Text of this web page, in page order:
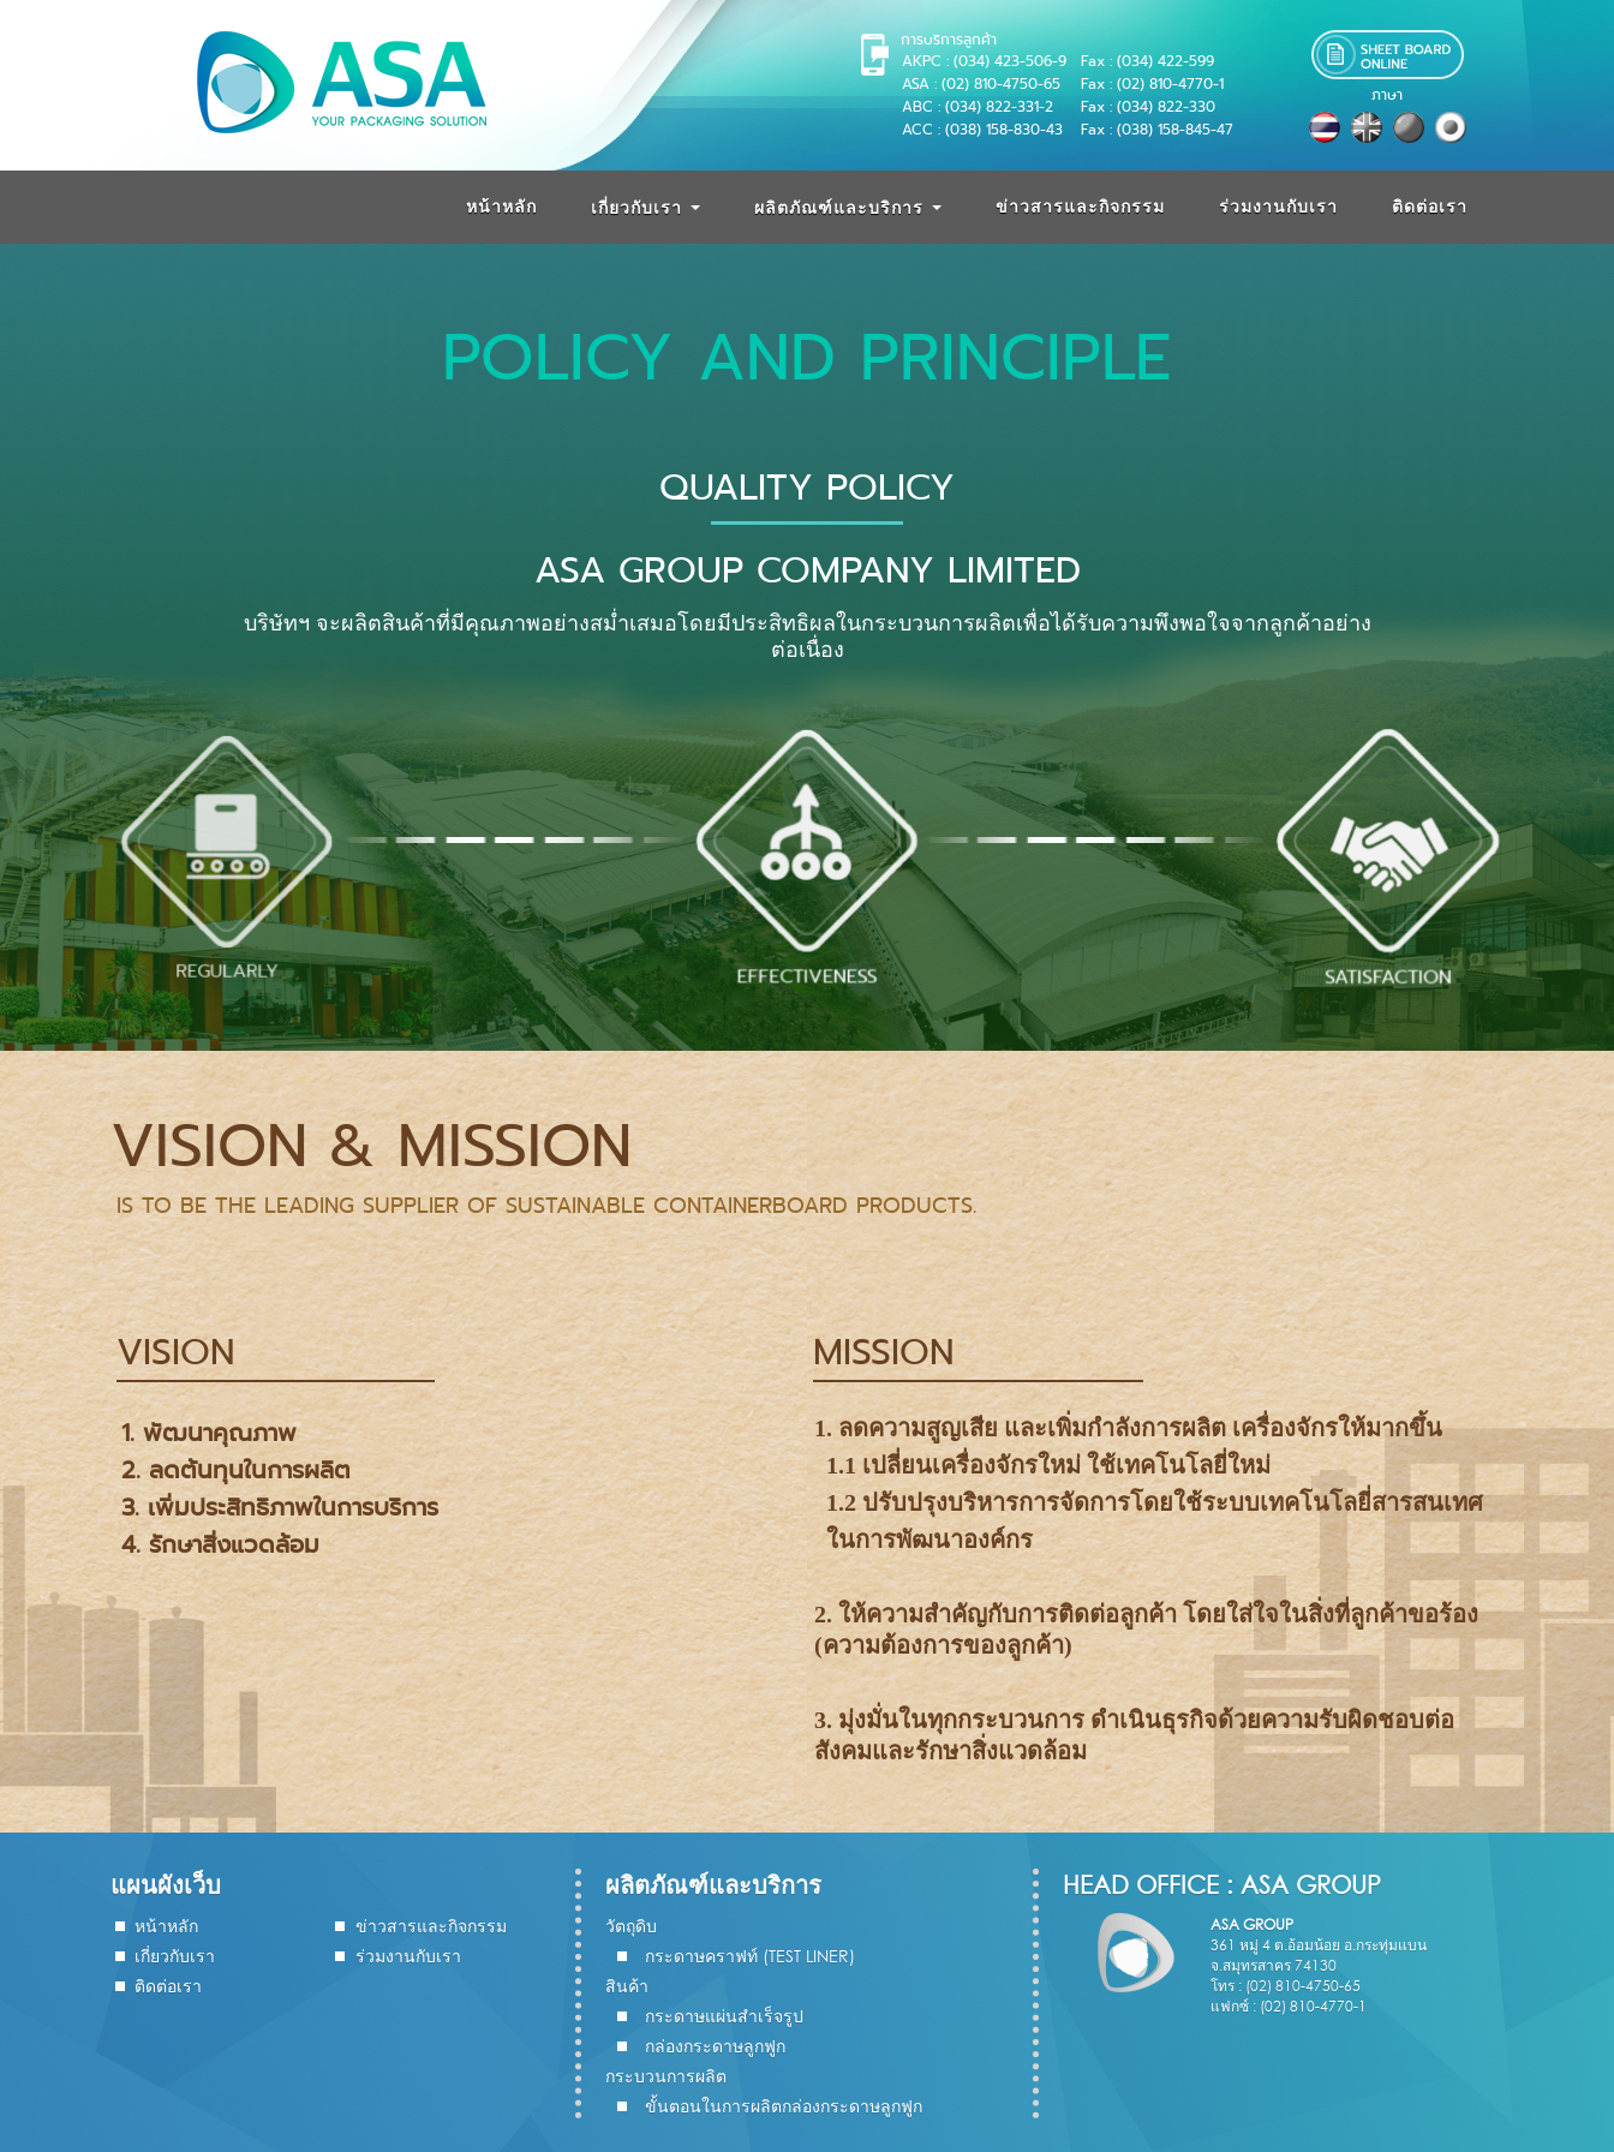
การบริการลูกค้า
AKPC : (034) 423-506-9
Fax : (034) 422-599
ASA : (02) 810-4750-65
Fax : (02) 810-4770-1
ABC : (034) 822-331-2
Fax : (034) 822-330
ACC : (038) 158-830-43
Fax : (038) 158-845-47
ภาษา
หน้าหลัก เกี่ยวกับเรา ผลิตภัณฑ์และบริการ ข่าวสารและกิจกรรม ร่วมงานกับเรา ติดต่อเรา
POLICY AND PRINCIPLE
QUALITY POLICY
ASA GROUP COMPANY LIMITED
บริษัทฯ จะผลิตสินค้าที่มีคุณภาพอย่างสม่ำเสมอโดยมีประสิทธิผลในกระบวนการผลิตเพื่อได้รับความพึงพอใจจากลูกค้าอย่าง
ต่อเนื่อง
REGULARLY EFFECTIVENESS SATISFACTION
VISION & MISSION
IS TO BE THE LEADING SUPPLIER OF SUSTAINABLE CONTAINERBOARD PRODUCTS.
VISION
1. พัฒนาคุณภาพ
2. ลดต้นทุนในการผลิต
3. เพิ่มประสิทธิภาพในการบริการ
4. รักษาสิ่งแวดล้อม
MISSION
1. ลดความสูญเสีย และเพิ่มกำลังการผลิต เครื่องจักรให้มากขึ้น
1.1 เปลี่ยนเครื่องจักรใหม่ ใช้เทคโนโลยี่ใหม่
1.2 ปรับปรุงบริหารการจัดการโดยใช้ระบบเทคโนโลยี่สารสนเทศ
ในการพัฒนาองค์กร
2. ให้ความสำคัญกับการติดต่อลูกค้า โดยใส่ใจในสิ่งที่ลูกค้าขอร้อง
(ความต้องการของลูกค้า)
3. มุ่งมั่นในทุกกระบวนการ ดำเนินธุรกิจด้วยความรับผิดชอบต่อ
สังคมและรักษาสิ่งแวดล้อม
แผนผังเว็บ
หน้าหลัก
ข่าวสารและกิจกรรม
เกี่ยวกับเรา
ร่วมงานกับเรา
ติดต่อเรา
ผลิตภัณฑ์และบริการ
วัตถุดิบ
กระดาษคราฟท์ (TEST LINER)
สินค้า
กระดาษแผ่นสำเร็จรูป
กล่องกระดาษลูกฟูก
กระบวนการผลิต
ขั้นตอนในการผลิตกล่องกระดาษลูกฟูก
HEAD OFFICE : ASA GROUP
ASA GROUP
361 หมู่ 4 ต.อ้อมน้อย อ.กระทุ่มแบน
จ.สมุทรสาคร 74130
โทร : (02) 810-4750-65
แฟกซ์ : (02) 810-4770-1